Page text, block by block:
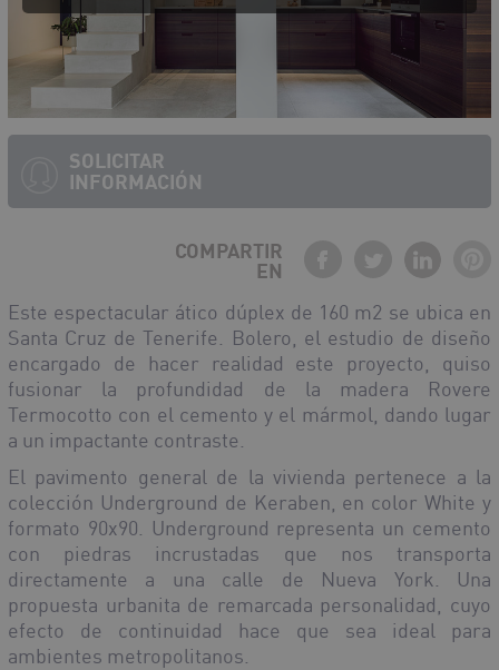
SOLICITAR
INFORMACIÓN
COMPARTIR
EN
Este espectacular ático dúplex de 160 m2 se ubica en
Santa Cruz de Tenerife. Bolero, el estudio de diseño
encargado de hacer realidad este proyecto, quiso
fusionar la profundidad de la madera Rovere
Termocotto con el cemento y el mármol, dando lugar
a un impactante contraste.
El pavimento general de la vivienda pertenece a la
colección Underground de Keraben, en color White y
formato 90x90. Underground representa un cemento
con piedras incrustadas que nos transporta
directamente a una calle de Nueva York. Una
propuesta urbanita de remarcada personalidad, cuyo
efecto de continuidad hace que sea ideal para
ambientes metropolitanos.